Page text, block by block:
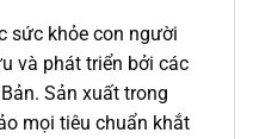
sức khỏe con người
và phát triển bởi các
Sản xuất trong
mọi tiêu chuẩn khắt